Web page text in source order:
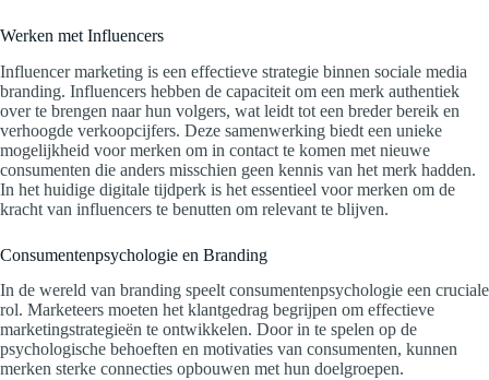
Werken met Influencers
Influencer marketing is een effectieve strategie binnen sociale media
branding. Influencers hebben de capaciteit om een merk authentiek
over te brengen naar hun volgers, wat leidt tot een breder bereik en
verhoogde verkoopcijfers. Deze samenwerking biedt een unieke
mogelijkheid voor merken om in contact te komen met nieuwe
consumenten die anders misschien geen kennis van het merk hadden.
In het huidige digitale tijdperk is het essentieel voor merken om de
kracht van influencers te benutten om relevant te blijven.
Consumentenpsychologie en Branding
In de wereld van branding speelt consumentenpsychologie een cruciale
rol. Marketeers moeten het klantgedrag begrijpen om effectieve
marketingstrategieën te ontwikkelen. Door in te spelen op de
psychologische behoeften en motivaties van consumenten, kunnen
merken sterke connecties opbouwen met hun doelgroepen.